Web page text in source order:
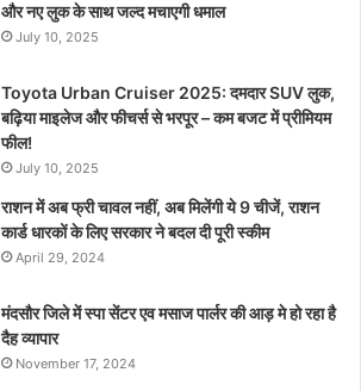
और नए लुक के साथ जल्द मचाएगी धमाल
July 10, 2025
Toyota Urban Cruiser 2025: दमदार SUV लुक,
बढ़िया माइलेज और फीचर्स से भरपूर – कम बजट में प्रीमियम
फील!
July 10, 2025
राशन में अब फ्री चावल नहीं, अब मिलेंगी ये 9 चीजें, राशन
कार्ड धारकों के लिए सरकार ने बदल दी पूरी स्कीम
April 29, 2024
मंदसौर जिले में स्पा सेंटर एव मसाज पार्लर की आड़ मे हो रहा है
दैह व्यापार
November 17, 2024